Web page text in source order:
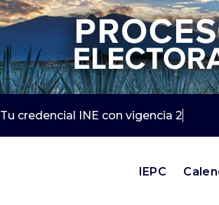
Tu credencial INE con vigencia 2019 y
IEPC